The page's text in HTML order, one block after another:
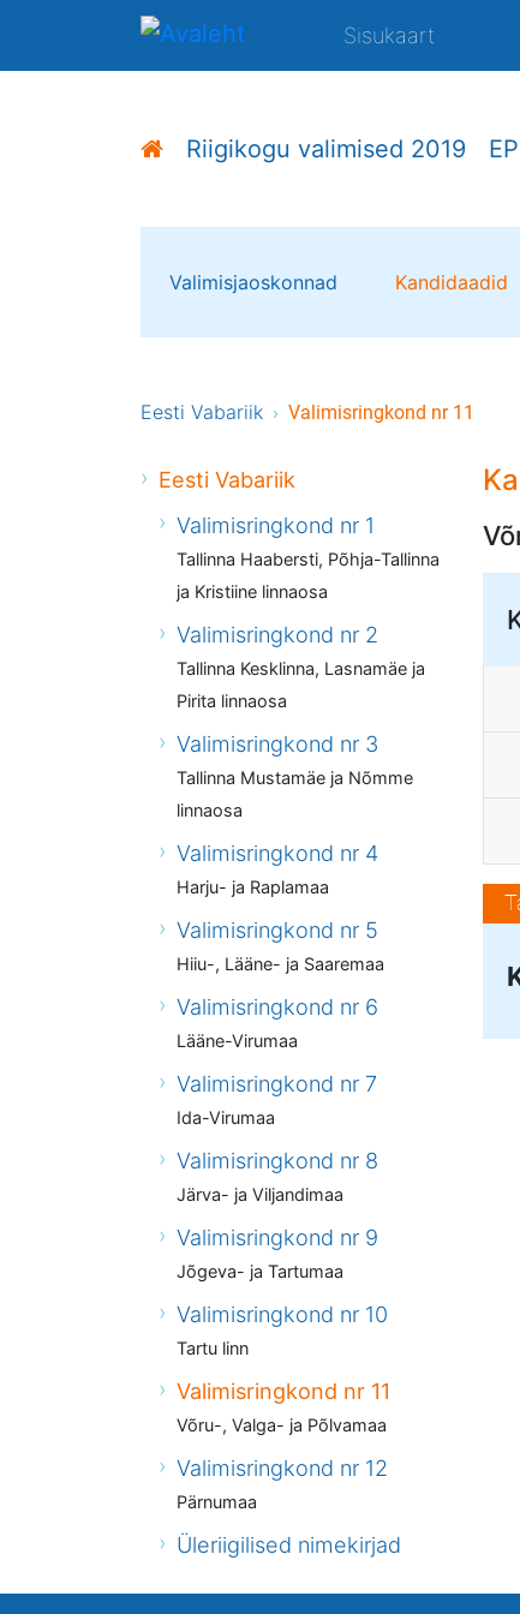
Sisukaart
Riigikogu valimised 2019
Valimisjaoskonnad Kandidaadid
Eesti Vabariik Valimisringkond nr 11
Eesti Vabariik
Valimisringkond nr 1
Tallinna Haabersti, Põhja-Tallinna
ja Kristiine linnaosa
Valimisringkond nr 2
Tallinna Kesklinna, Lasnamäe ja
Pirita linnaosa
Valimisringkond nr 3
Tallinna Mustamäe ja Nõmme
linnaosa
Valimisringkond nr 4
Harju- ja Raplamaa
Valimisringkond nr 5
Hiiu-, Lääne- ja Saaremaa
Valimisringkond nr 6
Lääne-Virumaa
Valimisringkond nr 7
Ida-Virumaa
Valimisringkond nr 8
Järva- ja Viljandimaa
Valimisringkond nr 9
Jõgeva- ja Tartumaa
Valimisringkond nr 10
Tartu linn
Valimisringkond nr 11
Võru-, Valga- ja Põlvamaa
Valimisringkond nr 12
Pärnumaa
Üleriigilised nimekirjad